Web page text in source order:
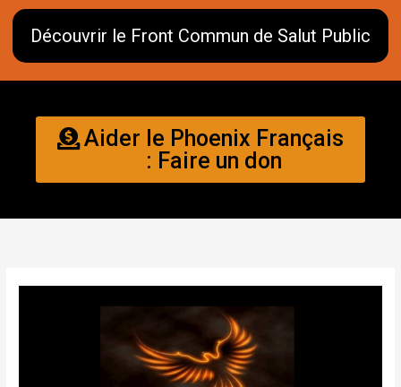
Découvrir le Front Commun de Salut Public
Aider le Phoenix Français
: Faire un don